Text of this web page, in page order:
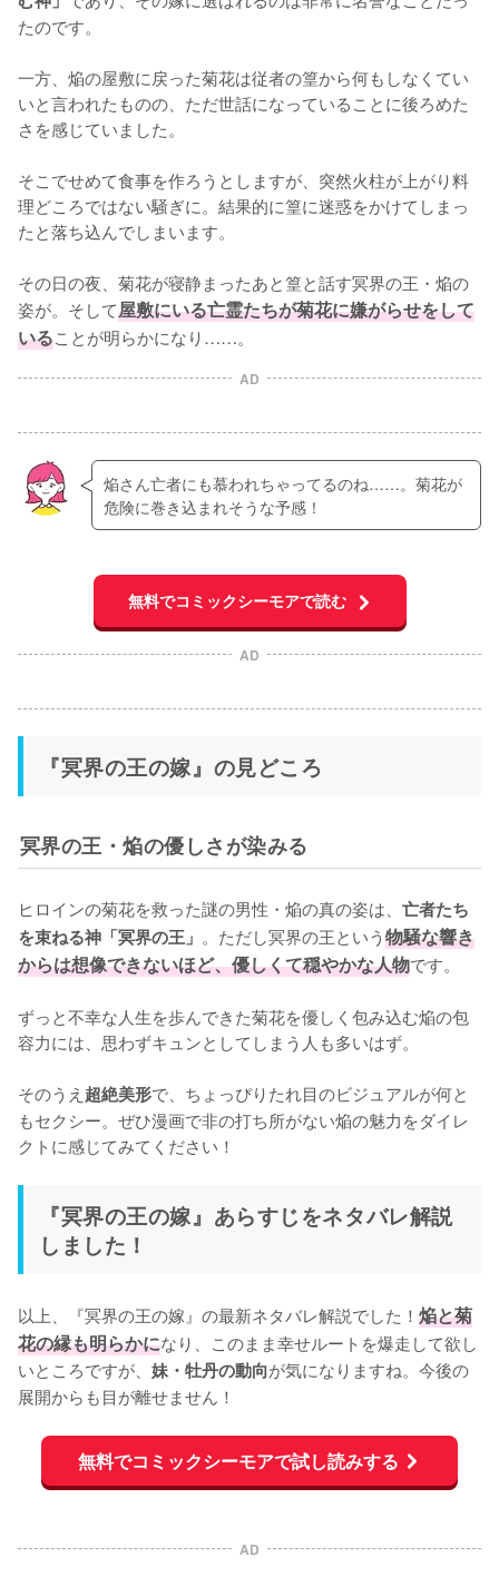
たのです。
一方、焔の屋敷に戻った菊花は従者の篁から何もしなくてい
いと言われたものの、ただ世話になっていることに後ろめた
さを感じていました。
そこでせめて食事を作ろうとしますが、突然火柱が上がり料
理どころではない騒ぎに。結果的に篁に迷惑をかけてしまっ
たと落ち込んでしまいます。
その日の夜、菊花が寝静まったあと篁と話す冥界の王・焔の
姿が。そして屋敷にいる亡霊たちが菊花に嫌がらせをして
いることが明らかになり……。
AD
焔さん亡者にも慕われちゃってるのね……。菊花が
危険に巻き込まれそうな予感！
無料でコミックシーモアで読む
AD
『冥界の王の嫁』の見どころ
冥界の王・焔の優しさが染みる
ヒロインの菊花を救った謎の男性・焔の真の姿は、 亡者たち
を束ねる神「冥界の王」 。ただし冥界の王という物騒な響き
からは想像できないほど、優しくて穏やかな人物です。
ずっと不幸な人生を歩んできた菊花を優しく包み込む焔の包
容力には、思わずキュンとしてしまう人も多いはず。
そのうえ 超絶美形で、ちょっぴりたれ目のビジュアルが何と
もセクシー。ぜひ漫画で非の打ち所がない焔の魅力をダイレ
クトに感じてみてください！
『冥界の王の嫁』あらすじをネタバレ解説
しました！
以上、『冥界の王の嫁』の最新ネタバレ解説でした！ 焔と菊
花の縁も明らかになり、このまま幸せルートを爆走して欲し
いところですが、 妹・牡丹の動向が気になりますね。今後の
展開からも目が離せません！
無料でコミックシーモアで試し読みする
AD